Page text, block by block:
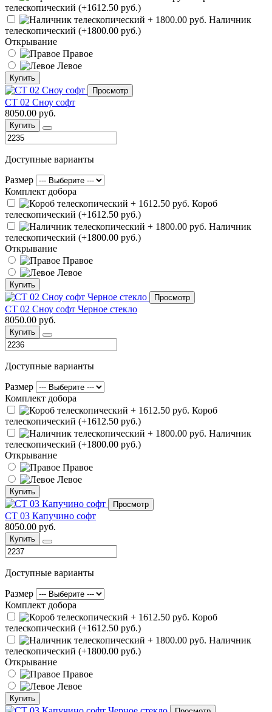
телескопический (+1612.50 руб.)
Наличник
телескопический (+1800.00 руб.)
Открывание
Правое
Левое
Купить
Просмотр
СТ 02 Сноу софт
8050.00 руб.
Купить
Доступные варианты
Размер
Комплект добора
Короб
телескопический (+1612.50 руб.)
Наличник
телескопический (+1800.00 руб.)
Открывание
Правое
Левое
Купить
Просмотр
СТ 02 Сноу софт Черное стекло
8050.00 руб.
Купить
Доступные варианты
Размер
Комплект добора
Короб
телескопический (+1612.50 руб.)
Наличник
телескопический (+1800.00 руб.)
Открывание
Правое
Левое
Купить
Просмотр
СТ 03 Капучино софт
8050.00 руб.
Купить
Доступные варианты
Размер
Комплект добора
Короб
телескопический (+1612.50 руб.)
Наличник
телескопический (+1800.00 руб.)
Открывание
Правое
Левое
Купить